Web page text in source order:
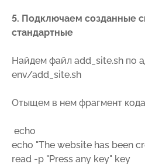
5. Подключаем созданные
стандартные
Найдем файл add_site.sh
env/add_site.sh
Отыщем в нем фрагмент кода
echo
echo "The website has been
read -p "Press any key" key